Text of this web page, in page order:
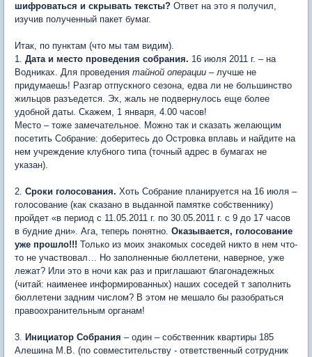
шифроваться и скрывать тексты? Ответ на это я получил,
изучив полученный пакет бумаг.
Итак, по пунктам (что мы там видим).
1. Дата и место проведения собрания. 16 июля 2011 г. – на
Водниках. Для проведения тайной операции – лучше не
придумаешь! Разгар отпускного сезона, едва ли не большинство
жильцов разъедется. Эх, жаль не подвернулось еще более
удобной даты. Скажем, 1 января, 4.00 часов!
Место – тоже замечательное. Можно так и сказать желающим
посетить Собрание: доберитесь до Островка вплавь и найдите на
нем учреждение клубного типа (точный адрес в бумагах не
указан).
2. Сроки голосования. Хоть Собрание планируется на 16 июля –
голосование (как сказано в выданной памятке собственнику)
пройдет «в период с 11.05.2011 г. по 30.05.2011 г. с 9 до 17 часов
в будние дни». Ага, теперь понятно. Оказывается, голосование
уже прошло!!! Только из моих знакомых соседей никто в нем что-
то не участвовал… Но заполненные бюллетени, наверное, уже
лежат? Или это в ночи как раз и приглашают благонадежных
(читай: наименее информированных) наших соседей т заполнить
бюллетени задним числом? В этом не мешало бы разобраться
правоохранительным органам!
3. Инициатор Собрания – один – собственник квартиры 185
Алешина М.В. (по совместительству - ответственный сотрудник